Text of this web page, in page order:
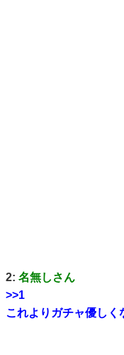
2: 名無しさん
>>1
これよりガチャ優し